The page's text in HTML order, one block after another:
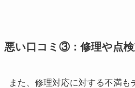
悪い口コミ③：修理や点
また、修理対応に対する不満も